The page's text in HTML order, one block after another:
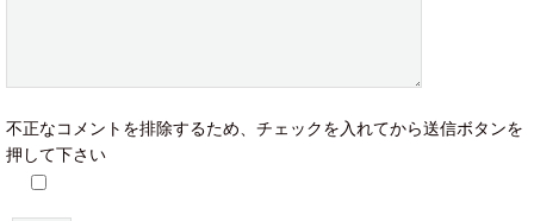
不正なコメントを排除するため、チェックを入れてから送信ボタンを
押して下さい